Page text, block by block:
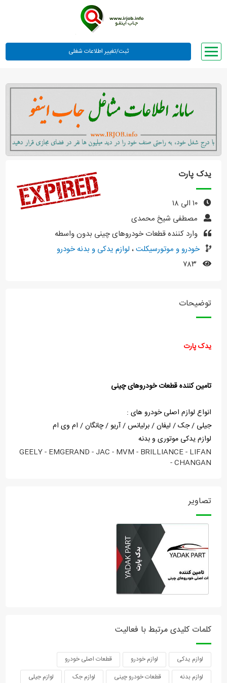
وبلاگ
معرفی ما
تعرفه ها
راهنما
ورود یا عضویت
یدک پارت
۱۰ الی ۱۸
مصطفی شیخ محمدی
وارد کننده قطعات خودروهای چینی بدون واسطه
خودرو و موتورسیکلت، لوازم یدکی و بدنه خودرو
توضیحات
یدک پارت
تامین کننده قطعات خودروهای چینی
انواع لوازم اصلی خودرو های :
جیلی / جک / لیفان / برلیانس / آریو / چانگان / ام وی ام
لوازم یدکی موتوری و بدنه
GEELY - EMGERAND - JAC - MVM - BRILLIANCE - LIFAN
- CHANGAN
تصاویر
کلمات کلیدی مرتبط با فعالیت
لوازم یدکی لوازم خودرو
قطعات اصلی خودرو
لوازم بدنه
قطعات خودرو چینی لوازم جک لوازم جیلی